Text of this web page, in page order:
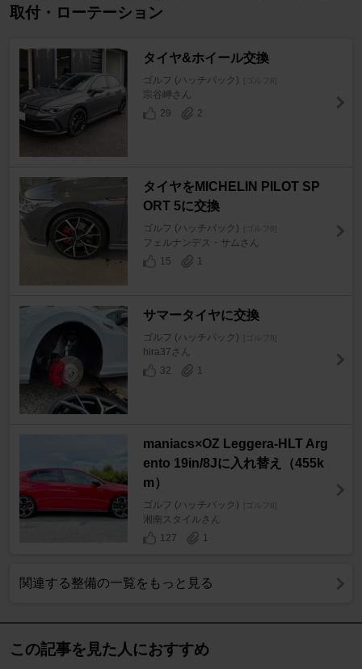
取付・ローテーション
タイヤ&ホイール交換
ゴルフ (ハッチバック) [ゴルフ8]
宗谷岬さん
29
2
タイヤをMICHELIN PILOT SP
ORT 5に交換
ゴルフ (ハッチバック) [ゴルフ8]
フェルナンデス・サムさん
15
1
サマータイヤに交換
ゴルフ (ハッチバック) [ゴルフ8]
hira37さん
32
1
maniacs×OZ Leggera-HLT Arg
ento 19in/8Jに入れ替え（455k
m）
ゴルフ (ハッチバック) [ゴルフ8]
湘南スタイルさん
127
1
関連する整備の一覧をもっと見る
この記事を見た人におすすめ